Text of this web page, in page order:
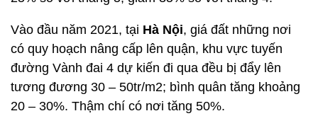
Vào đầu năm 2021, tại Hà Nội, giá đất những nơi
có quy hoạch nâng cấp lên quận, khu vực tuyến
đường Vành đai 4 dự kiến đi qua đều bị đẩy lên
tương đương 30 – 50tr/m2; bình quân tăng khoảng
20 – 30%. Thậm chí có nơi tăng 50%.